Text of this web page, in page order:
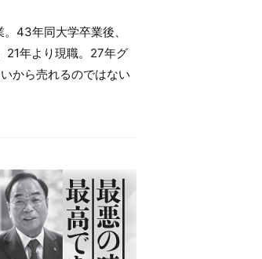
43年同大学卒業後、
21年より現職。27年グ
から売れるのではない